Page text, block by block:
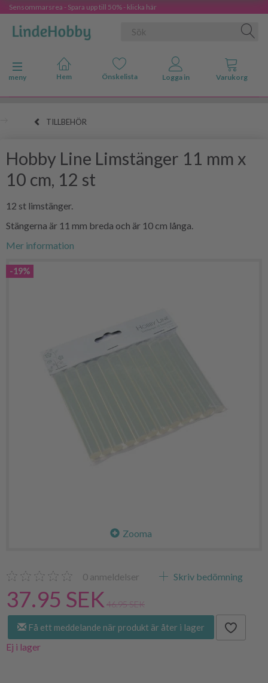
Sensommarsrea - Spara upp till 50% - klicka här
Ändra navigering
meny
TILLBEHÖR
Hobby Line Limstänger 11 mm x
10 cm, 12 st
12 st limstänger.
Stängerna är 11 mm breda och är 10 cm långa.
Mer information
-19%
Zooma
0 anmeldelser Skriv bedömning
37.95 SEK 46.95 SEK
Få ett meddelande när produkt är åter i lager
Ej i lager